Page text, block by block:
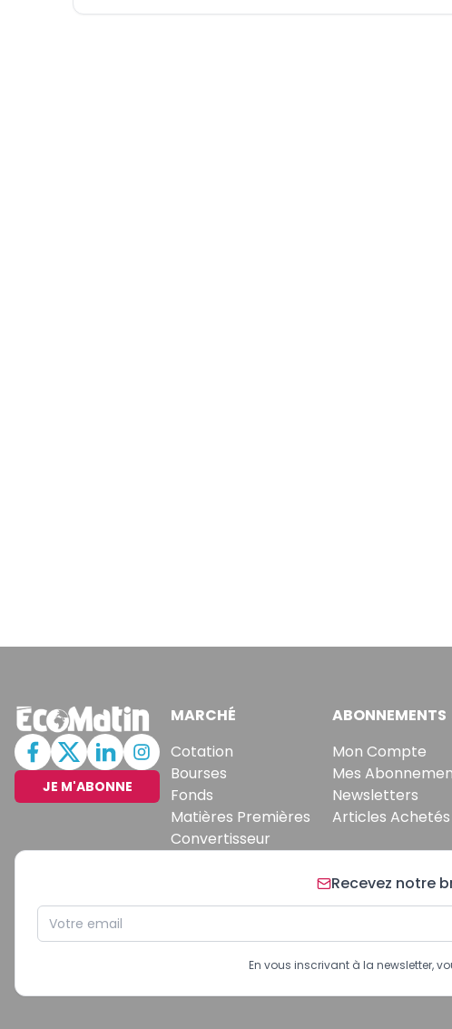
JE M'ABONNE
MARCHÉ
Cotation
Bourses
Fonds
Matières Premières
Convertisseur
ABONNEMENTS
Mon Compte
Mes
Newsletters
Articles Achetés
Recevez notre
En vous inscrivant à la newsletter,